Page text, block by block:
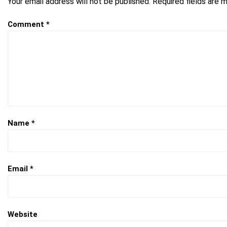
Comment *
Name *
Email *
Website